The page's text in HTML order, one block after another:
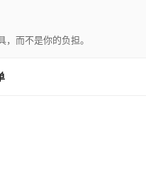
而不是你的负担。